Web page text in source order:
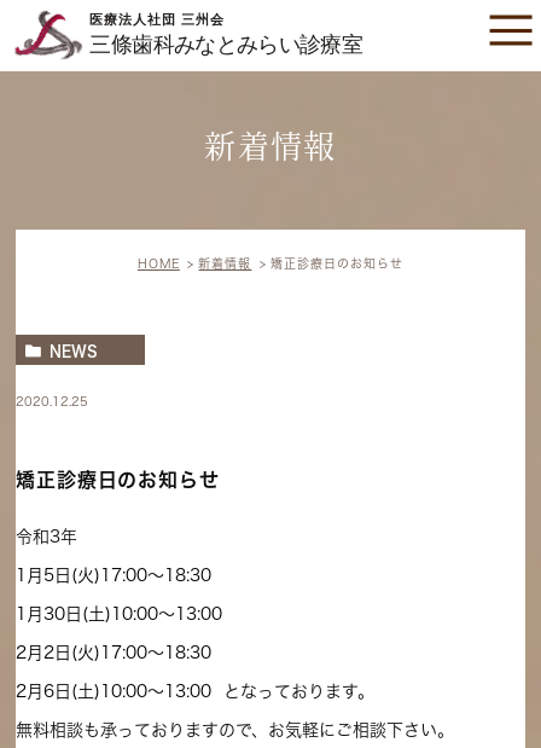
新着情報
HOME 新着情報 矯正診療日のお知らせ
NEWS
2020.12.25
矯正診療日のお知らせ
令和3年
1月5日(火)17:00〜18:30
1月30日(土)10:00〜13:00
2月2日(火)17:00〜18:30
2月6日(土)10:00〜13:00 となっております。
無料相談も承っておりますので、お気軽にご相談下さい。